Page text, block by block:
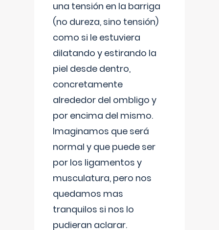
una tensión en la barriga
(no dureza, sino tensión)
como si le estuviera
dilatando y estirando la
piel desde dentro,
concretamente
alrededor del ombligo y
por encima del mismo.
Imaginamos que será
normal y que puede ser
por los ligamentos y
musculatura, pero nos
quedamos mas
tranquilos si nos lo
pudieran aclarar.